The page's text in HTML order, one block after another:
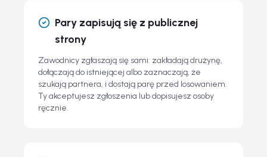
Pary zapisują się z publicznej
strony
Zawodnicy zgłaszają się sami: zakładają drużynę,
dołączają do istniejącej albo zaznaczają, że
szukają partnera, i dostają parę przed losowaniem.
Ty akceptujesz zgłoszenia lub dopisujesz osoby
ręcznie.